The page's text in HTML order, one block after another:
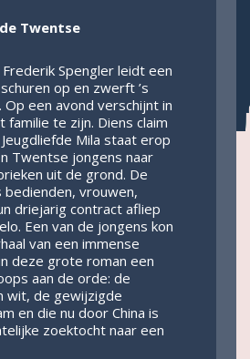
Twentse
Spengler leidt een
op en zwerft ’s
een avond verschijnt in
te zijn. Diens claim
Mila staat erop
Twentse jongens naar
uit de grond. De
bedienden, vrouwen,
driejarig contract afliep
Een van de jongens kon
van een immense
deze grote roman een
aan de orde: de
wit, de gewijzigde
en die nu door China is
zoektocht naar een